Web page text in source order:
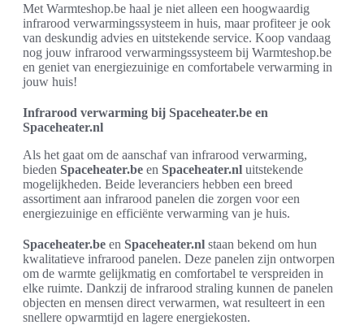
Met Warmteshop.be haal je niet alleen een hoogwaardig
infrarood verwarmingssysteem in huis, maar profiteer je ook
van deskundig advies en uitstekende service. Koop vandaag
nog jouw infrarood verwarmingssysteem bij Warmteshop.be
en geniet van energiezuinige en comfortabele verwarming in
jouw huis!
Infrarood verwarming bij Spaceheater.be en
Spaceheater.nl
Als het gaat om de aanschaf van infrarood verwarming,
bieden Spaceheater.be en Spaceheater.nl uitstekende
mogelijkheden. Beide leveranciers hebben een breed
assortiment aan infrarood panelen die zorgen voor een
energiezuinige en efficiënte verwarming van je huis.
Spaceheater.be en Spaceheater.nl staan bekend om hun
kwalitatieve infrarood panelen. Deze panelen zijn ontworpen
om de warmte gelijkmatig en comfortabel te verspreiden in
elke ruimte. Dankzij de infrarood straling kunnen de panelen
objecten en mensen direct verwarmen, wat resulteert in een
snellere opwarmtijd en lagere energiekosten.